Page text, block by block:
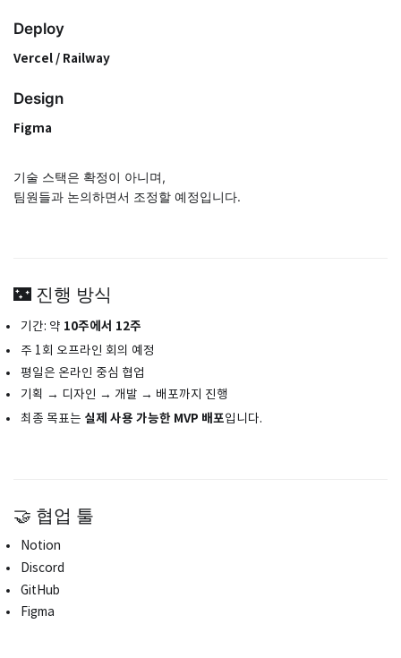
Deploy
Vercel / Railway
Design
Figma
기술 스택은 확정이 아니며,
팀원들과 논의하면서 조정할 예정입니다.
🌃 진행 방식
기간: 약 10주에서 12주
주 1회 오프라인 회의 예정
평일은 온라인 중심 협업
기획 → 디자인 → 개발 → 배포까지 진행
최종 목표는 실제 사용 가능한 MVP 배포입니다.
🤝 협업 툴
Notion
Discord
GitHub
Figma